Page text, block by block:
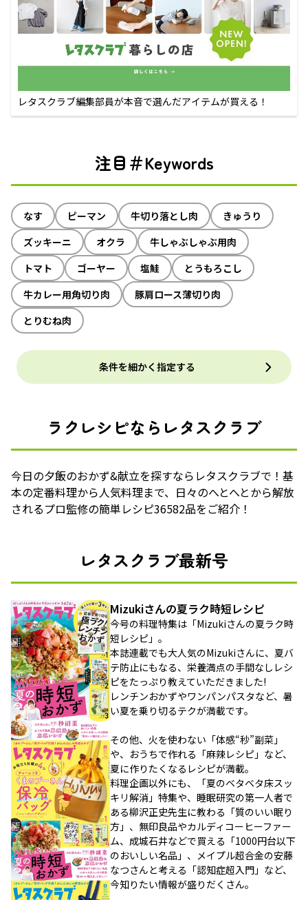
レタスクラブ編集部員が本音で選んだアイテムが買える！
注目＃Keywords
なす ピーマン 牛切り落とし肉
きゅうり
ズッキーニ
オクラ
牛しゃぶしゃぶ用肉
トマト
ゴーヤー 塩鮭
とうもろこし
牛カレー用角切り肉
豚肩ロース薄切り肉
とりむね肉
条件を細かく指定する
ラクレシピならレタスクラブ
今日の夕飯のおかず&献立を探すならレタスクラブで！基
本の定番料理から人気料理まで、日々のへとへとから解放
されるプロ監修の簡単レシピ36582品をご紹介！
レタスクラブ最新号
Mizukiさんの夏ラク時短レシピ
今号の料理特集は「Mizukiさんの夏ラク時
短レシピ」。
本誌連載でも大人気のMizukiさんに、夏バ
テ防止にもなる、栄養満点の手間なしレシ
ピをたっぷり教えていただきました!
レンチンおかずやワンパンパスタなど、暑
い夏を乗り切るテクが満載です。
その他、火を使わない「体感“秒”副菜」
や、おうちで作れる「麻辣レシピ」など、
夏に作りたくなるレシピが満載。
料理企画以外にも、「夏のベタベタ床スッ
キリ解消」特集や、睡眠研究の第一人者で
ある柳沢正史先生に教わる「質のいい眠り
方」、無印良品やカルディコーヒーファー
ム、成城石井などで買える「1000円台以下
のおいしい名品」、メイプル超合金の安藤
なつさんと考える「認知症超入門」など、
今知りたい情報が盛りだくさん。